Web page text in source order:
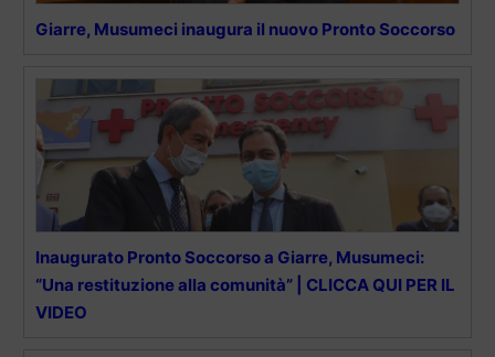
Giarre, Musumeci inaugura il nuovo Pronto Soccorso
Inaugurato Pronto Soccorso a Giarre, Musumeci:
“Una restituzione alla comunità” | CLICCA QUI PER IL
VIDEO